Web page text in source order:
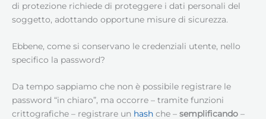
di protezione richiede di proteggere i dati personali del
soggetto, adottando opportune misure di sicurezza.
Ebbene, come si conservano le credenziali utente, nello
specifico la password?
Da tempo sappiamo che non è possibile registrare le
password “in chiaro”, ma occorre – tramite funzioni
crittografiche – registrare un hash che – semplificando –